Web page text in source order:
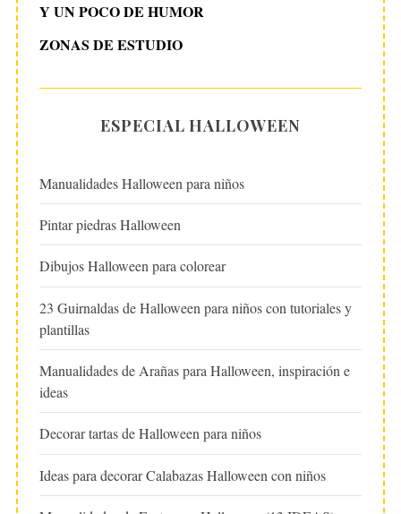
Y UN POCO DE HUMOR
ZONAS DE ESTUDIO
ESPECIAL HALLOWEEN
Manualidades Halloween para niños
Pintar piedras Halloween
Dibujos Halloween para colorear
23 Guirnaldas de Halloween para niños con tutoriales y
plantillas
Manualidades de Arañas para Halloween, inspiración e
ideas
Decorar tartas de Halloween para niños
Ideas para decorar Calabazas Halloween con niños